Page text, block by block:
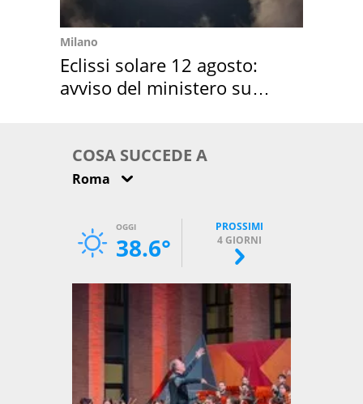
Milano
Eclissi solare 12 agosto:
avviso del ministero su